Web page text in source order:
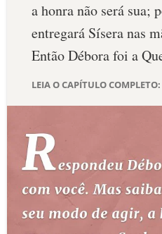
SALMO DO DIA
DEVOCIONAL DIÁRIO
ESTUDOS BÍBLICOS
ESBOÇOS DE PREGAÇÃO
a honra não será sua;
entregará Sísera nas
Então Débora foi a
LEIA O CAPÍTULO COMPLETO: